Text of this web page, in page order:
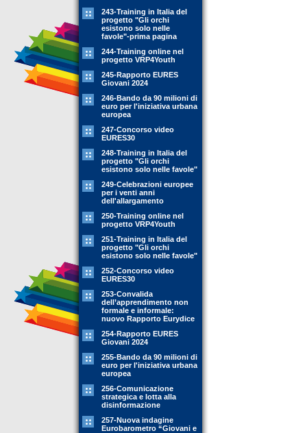
243-Training in Italia del
progetto "Gli orchi
esistono solo nelle
favole"-prima pagina
244-Training online nel
progetto VRP4Youth
245-Rapporto EURES
Giovani 2024
246-Bando da 90 milioni di
euro per l'iniziativa urbana
europea
247-Concorso video
EURES30
248-Training in Italia del
progetto "Gli orchi
esistono solo nelle favole"
249-Celebrazioni europee
per i venti anni
dell'allargamento
250-Training online nel
progetto VRP4Youth
251-Training in Italia del
progetto "Gli orchi
esistono solo nelle favole"
252-Concorso video
EURES30
253-Convalida
dell’apprendimento non
formale e informale:
nuovo Rapporto Eurydice
254-Rapporto EURES
Giovani 2024
255-Bando da 90 milioni di
euro per l'iniziativa urbana
europea
256-Comunicazione
strategica e lotta alla
disinformazione
257-Nuova indagine
Eurobarometro “Giovani e